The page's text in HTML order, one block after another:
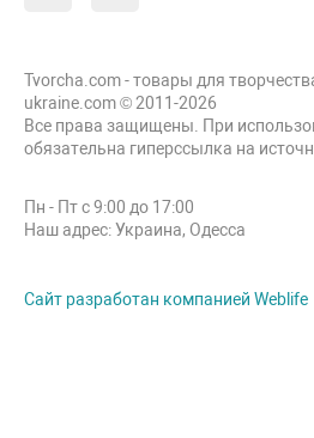
Tvorcha.com - товары для
ukraine.com © 2011-2026
Все права защищены. При
обязательна гиперссылка на
Пн - Пт с 9:00 до 17:00
Наш адрес: Украина, Одесса
Сайт разработан компанией Weblife